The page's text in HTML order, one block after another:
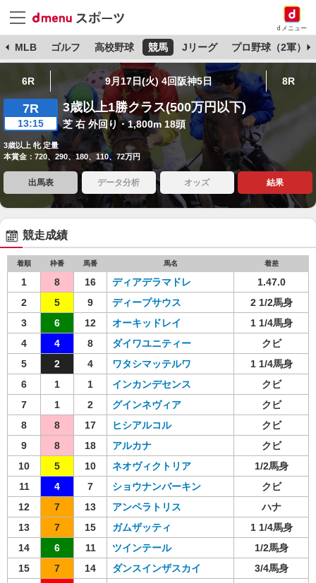
dメニュー
MLB ゴルフ 高校野球 競馬 Jリーグ プロ野球（2軍）
6R 9月17日(火) 4回阪神5日 8R
7R
13:15
3歳以上1勝クラス(500万円以下)
芝 右 外回り・1,800m 18頭
3歳以上 牝 定量
本賞金：720、290、180、110、72万円
出馬表 データ分析 オッズ 結果
競走成績
着順 枠番 馬番 馬名 着差
1 8 16 ディアデラマドレ
1.47.0
2
5 9 ディープサウス
2 1/2馬身
3
6 12 オーキッドレイ
1 1/4馬身
4
4 8 ダイワユニティー
クビ
5
2 4 ワタシマッテルワ
1 1/4馬身
6
1 1 インカンデセンス
クビ
7
1 2 グインネヴィア
クビ
8
8 17 ヒシアルコル
クビ
9
8 18 アルカナ
クビ
10
5 10 ネオヴィクトリア
1/2馬身
11
4 7 ショウナンバーキン
クビ
12
7 13 アンペラトリス
ハナ
13
7 15 ガムザッティ
1 1/4馬身
14
6 11 ツインテール
1/2馬身
15
7 14 ダンスインザスカイ
3/4馬身